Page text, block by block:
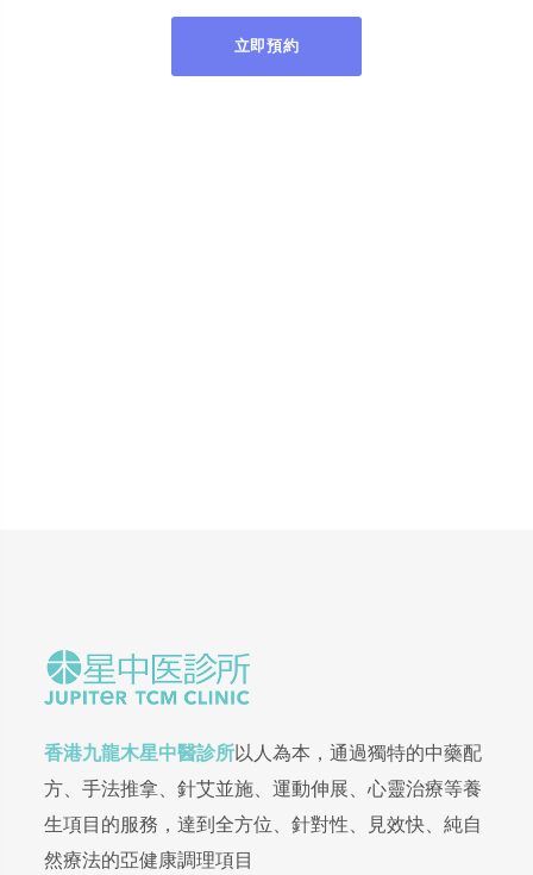
立即預約
香港九龍木星中醫診所以人為本，通過獨特的中藥配
方、手法推拿、針艾並施、運動伸展、心靈治療等養
生項目的服務，達到全方位、針對性、見效快、純自
然療法的亞健康調理項目